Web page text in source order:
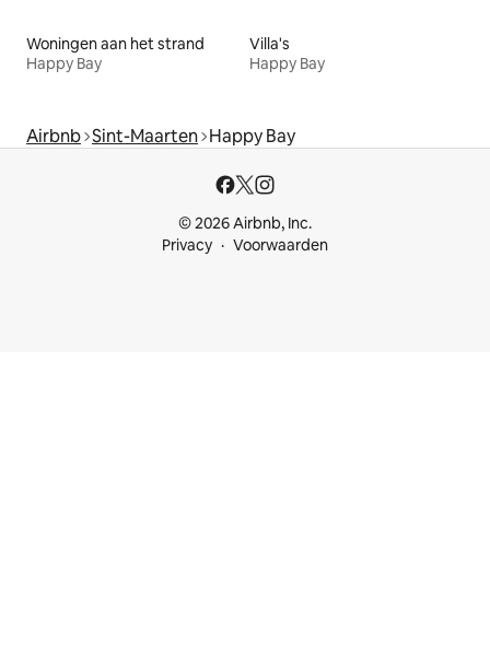
Woningen aan het strand
Happy Bay
Villa's
Happy Bay
Airbnb Sint-Maarten Happy Bay
© 2026 Airbnb, Inc.
Privacy
Voorwaarden